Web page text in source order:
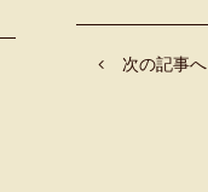
次の記事へ